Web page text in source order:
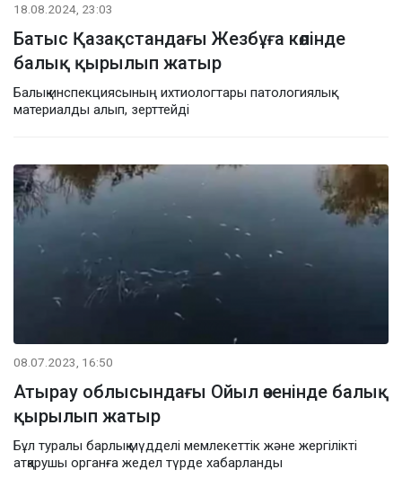
18.08.2024, 23:03
Батыс Қазақстандағы Жезбұға көлінде
балық қырылып жатыр
Балық инспекциясының ихтиологтары патологиялық
материалды алып, зерттейді
08.07.2023, 16:50
Атырау облысындағы Ойыл өзенінде балық
қырылып жатыр
Бұл туралы барлық мүдделі мемлекеттік және жергілікті
атқарушы органға жедел түрде хабарланды